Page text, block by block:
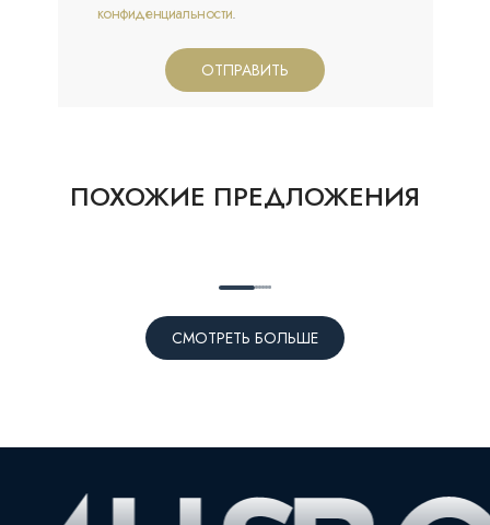
конфиденциальности.
ОТПРАВИТЬ
ПОХОЖИЕ ПРЕДЛОЖЕНИЯ
СМОТРЕТЬ БОЛЬШЕ